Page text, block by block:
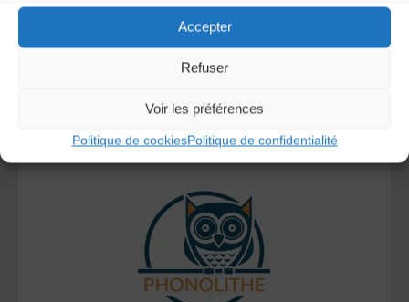
Accepter
Refuser
Voir les préférences
Politique de cookiesPolitique de confidentialité